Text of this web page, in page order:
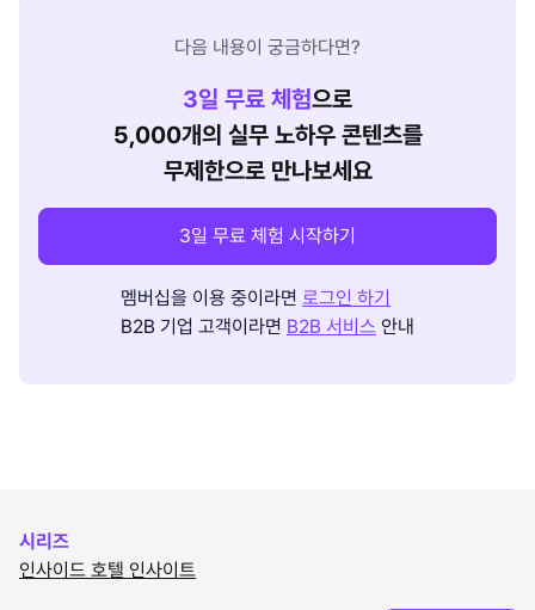
다음 내용이 궁금하다면?
3일 무료 체험으로
5,000개의 실무 노하우 콘텐츠를
무제한으로 만나보세요
3일 무료 체험 시작하기
멤버십을 이용 중이라면 로그인 하기
B2B 기업 고객이라면 B2B 서비스 안내
시리즈
인사이드 호텔 인사이트